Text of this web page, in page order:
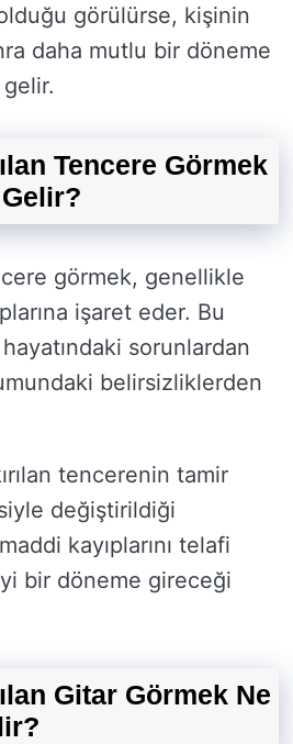
görülürse, kişinin
daha mutlu bir döneme
Tencere Görmek
görmek, genellikle
işaret eder. Bu
sorunlardan
belirsizliklerden
tencerenin tamir
değiştirildiği
kayıplarını telafi
bir döneme gireceği
Gitar Görmek Ne